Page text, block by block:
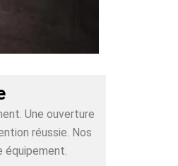
Une ouverture
réussie. Nos